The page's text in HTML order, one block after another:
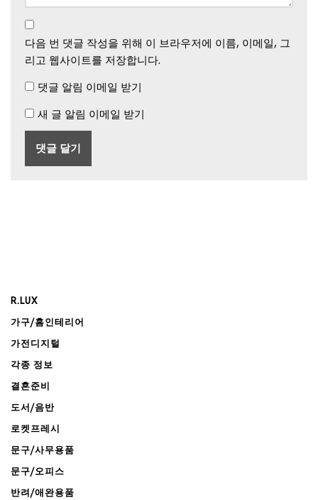
다음 번 댓글 작성을 위해 이 브라우저에 이름, 이메일, 그
리고 웹사이트를 저장합니다.
댓글 알림 이메일 받기
새 글 알림 이메일 받기
R.LUX
가구/홈인테리어
가전디지털
각종 정보
결혼준비
도서/음반
로켓프레시
문구/사무용품
문구/오피스
반려/애완용품